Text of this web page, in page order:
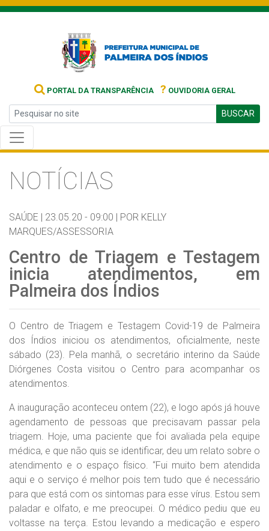
PORTAL DA TRANSPARÊNCIA ? OUVIDORIA GERAL
BUSCAR
NOTÍCIAS
SAÚDE | 23.05.20 - 09:00 | POR KELLY
MARQUES/ASSESSORIA
Centro de Triagem e Testagem
inicia atendimentos, em
Palmeira dos Índios
O Centro de Triagem e Testagem Covid-19 de Palmeira
dos Índios iniciou os atendimentos, oficialmente, neste
sábado (23). Pela manhã, o secretário interino da Saúde
Diórgenes Costa visitou o Centro para acompanhar os
atendimentos.
A inauguração aconteceu ontem (22), e logo após já houve
agendamento de pessoas que precisavam passar pela
triagem. Hoje, uma paciente que foi avaliada pela equipe
médica, e que não quis se identificar, deu um relato sobre o
atendimento e o espaço físico. “Fui muito bem atendida
aqui e o serviço é melhor pois tem tudo que é necessário
para que está com os sintomas para esse vírus. Estou sem
paladar e olfato, e me preocupei. O médico pediu que eu
voltasse na terça. Estou levando a medicação e espero